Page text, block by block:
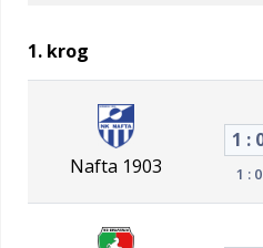
1. krog
Nafta 1903
1 :
1 : 0